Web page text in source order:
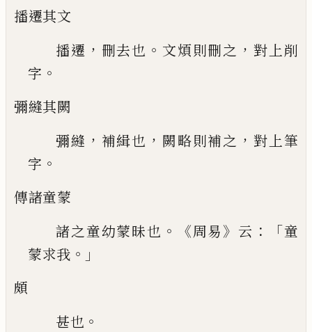
播遷其文
播遷 ， 刪去也 。 文煩則刪之 ， 對上削
字 。
彌縫其闕
彌縫 ， 補緝也 ， 闕略則補之 ， 對上筆
字 。
傳諸童蒙
諸之童幼蒙昧也 。《周易》 云 ：「童
蒙求我 。」
頗
甚也 。